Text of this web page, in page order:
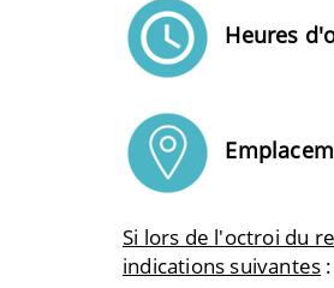
Heures
Si lors de l'octroi du
indications suivantes :